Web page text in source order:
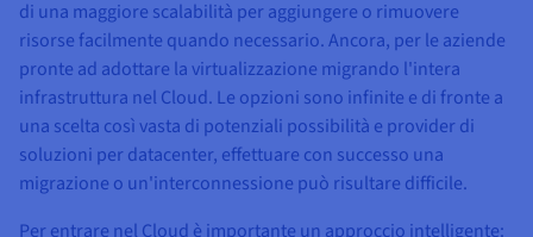
di una maggiore scalabilità per aggiungere o rimuovere
risorse facilmente quando necessario. Ancora, per le aziende
pronte ad adottare la virtualizzazione migrando l'intera
infrastruttura nel Cloud. Le opzioni sono infinite e di fronte a
una scelta così vasta di potenziali possibilità e provider di
soluzioni per datacenter, effettuare con successo una
migrazione o un'interconnessione può risultare difficile.
Per entrare nel Cloud è importante un approccio intelligente: